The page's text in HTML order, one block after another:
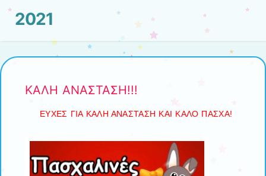
2021
ΚΑΛΗ ΑΝΑΣΤΑΣΗ!!!
ΕΥΧΕΣ ΓΙΑ ΚΑΛΗ ΑΝΑΣΤΑΣΗ ΚΑΙ ΚΑΛΟ ΠΑΣΧΑ!